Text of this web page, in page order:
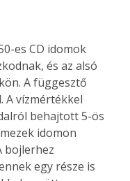
és az alsó
A függesztő
A vízmértékkel
behajtott 5-ös
idomon
bojlerhez
egy része is